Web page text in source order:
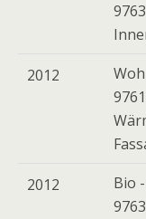
2012
2012
Bio